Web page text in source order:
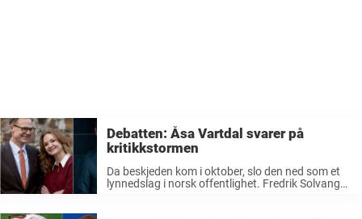
Debatten: Åsa Vartdal svarer på
kritikkstormen
Da beskjeden kom i oktober, slo den ned som et
lynnedslag i norsk offentlighet. Fredrik Solvang